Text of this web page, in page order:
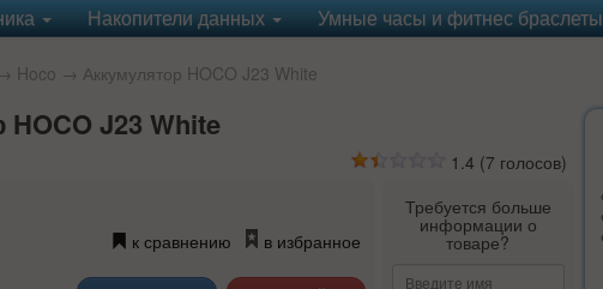
Накопители данных Умные часы и фитнес браслеты
Hoco → Аккумулятор HOCO J23 White
J23 White
1.4 (7 голосов)
к сравнению в избранное
Требуется больше
информации о
товаре?